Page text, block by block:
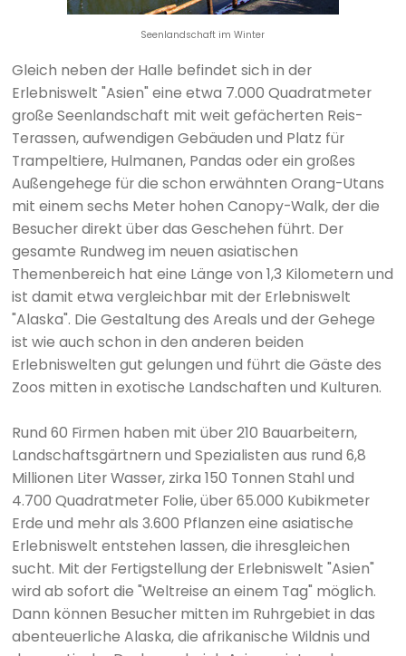
Seenlandschaft im Winter
Gleich neben der Halle befindet sich in der
Erlebniswelt "Asien" eine etwa 7.000 Quadratmeter
große Seenlandschaft mit weit gefächerten Reis-
Terassen, aufwendigen Gebäuden und Platz für
Trampeltiere, Hulmanen, Pandas oder ein großes
Außengehege für die schon erwähnten Orang-Utans
mit einem sechs Meter hohen Canopy-Walk, der die
Besucher direkt über das Geschehen führt. Der
gesamte Rundweg im neuen asiatischen
Themenbereich hat eine Länge von 1,3 Kilometern und
ist damit etwa vergleichbar mit der Erlebniswelt
"Alaska". Die Gestaltung des Areals und der Gehege
ist wie auch schon in den anderen beiden
Erlebniswelten gut gelungen und führt die Gäste des
Zoos mitten in exotische Landschaften und Kulturen.
Rund 60 Firmen haben mit über 210 Bauarbeitern,
Landschaftsgärtnern und Spezialisten aus rund 6,8
Millionen Liter Wasser, zirka 150 Tonnen Stahl und
4.700 Quadratmeter Folie, über 65.000 Kubikmeter
Erde und mehr als 3.600 Pflanzen eine asiatische
Erlebniswelt entstehen lassen, die ihresgleichen
sucht. Mit der Fertigstellung der Erlebniswelt "Asien"
wird ab sofort die "Weltreise an einem Tag" möglich.
Dann können Besucher mitten im Ruhrgebiet in das
abenteuerliche Alaska, die afrikanische Wildnis und